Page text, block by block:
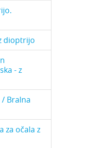
dioptrijo
- z
/ Bralna
za očala z